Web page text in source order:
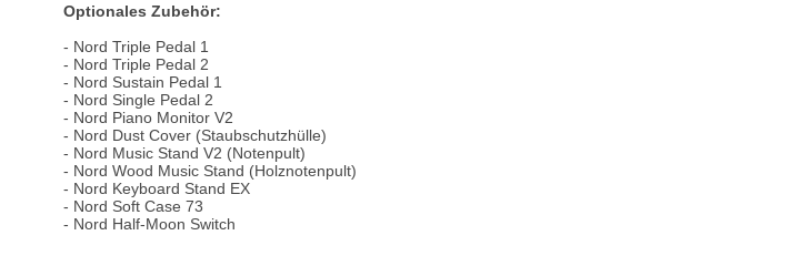
Optionales Zubehör:
- Nord Triple Pedal 1
- Nord Triple Pedal 2
- Nord Sustain Pedal 1
- Nord Single Pedal 2
- Nord Piano Monitor V2
- Nord Dust Cover (Staubschutzhülle)
- Nord Music Stand V2 (Notenpult)
- Nord Wood Music Stand (Holznotenpult)
- Nord Keyboard Stand EX
- Nord Soft Case 73
- Nord Half-Moon Switch